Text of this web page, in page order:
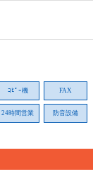
ｺﾋﾟｰ機 FAX
24時間営業 防音設備